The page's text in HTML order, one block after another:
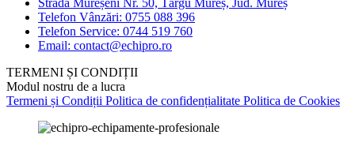
Strada Mureșeni Nr. 50, Târgu Mureș, Jud. Mureș
Telefon Vânzări: 0755 088 396
Telefon Service: 0744 519 760
Email: contact@echipro.ro
TERMENI ȘI CONDIȚII
Modul nostru de a lucra
Termeni și Condiții Politica de confidențialitate Politica de Cookies